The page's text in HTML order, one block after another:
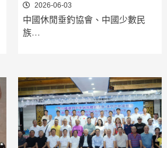
2026-06-03
中國休閒垂釣協會、中國少數民
族…